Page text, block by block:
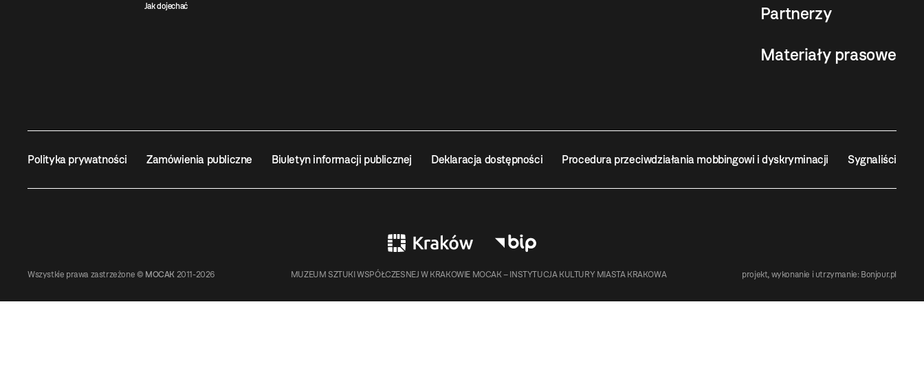
Jak dojechać
Partnerzy
Materiały prasowe
Polityka prywatności Zamówienia publiczne Biuletyn informacji publicznej Deklaracja dostępności Procedura przeciwdziałania mobbingowi i dyskryminacji Sygnaliści
Wszystkie prawa zastrzeżone © MOCAK 2011-2026 MUZEUM SZTUKI WSPÓŁCZESNEJ W KRAKOWIE MOCAK – INSTYTUCJA KULTURY MIASTA KRAKOWA projekt, wykonanie i utrzymanie: Bonjour.pl